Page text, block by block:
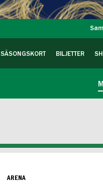
SÄSONGSKORT BILJETTER
ARENA